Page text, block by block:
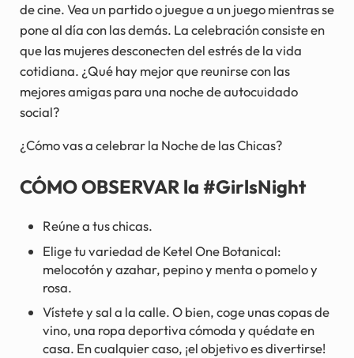
de cine. Vea un partido o juegue a un juego mientras se
pone al día con las demás. La celebración consiste en
que las mujeres desconecten del estrés de la vida
cotidiana. ¿Qué hay mejor que reunirse con las
mejores amigas para una noche de autocuidado
social?
¿Cómo vas a celebrar la Noche de las Chicas?
CÓMO OBSERVAR la #GirlsNight
Reúne a tus chicas.
Elige tu variedad de Ketel One Botanical:
melocotón y azahar, pepino y menta o pomelo y
rosa.
Vístete y sal a la calle. O bien, coge unas copas de
vino, una ropa deportiva cómoda y quédate en
casa. En cualquier caso, ¡el objetivo es divertirse!